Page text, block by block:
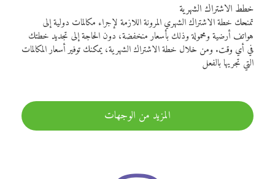
خطط الاشتراك الشهرية
تمنحك خطة الاشتراك الشهري المرونة اللازمة لإجراء مكالمات دولية إلى
هواتف أرضية ومحمولة وذلك بأسعار منخفضة، دون الحاجة إلى تجديد خطتك
في أي وقت. ومن خلال خطة الاشتراك الشهرية، يمكنك توفير أسعار المكالمات
التي تجريها بالفعل
المزيد من الوجهات